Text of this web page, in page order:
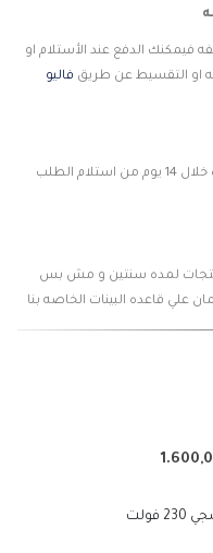
فيمكنك الدفع عند الأستلام او
او التقسيط عن طريق فاليو
الطلب
لمده سنتين و مش بس
علي قاعده البينات الخاصه بنا
من